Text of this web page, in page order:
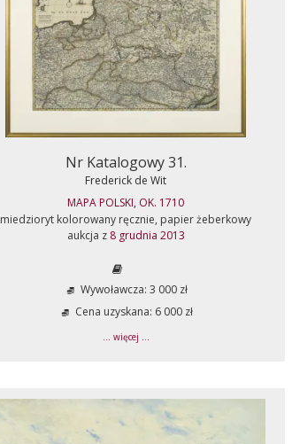
Nr Katalogowy 31.
Frederick de Wit
MAPA POLSKI, OK. 1710
miedzioryt kolorowany ręcznie, papier żeberkowy
aukcja z 8 grudnia 2013
Wywoławcza: 3 000 zł
Cena uzyskana: 6 000 zł
... więcej ...